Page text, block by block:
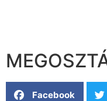
Facebook